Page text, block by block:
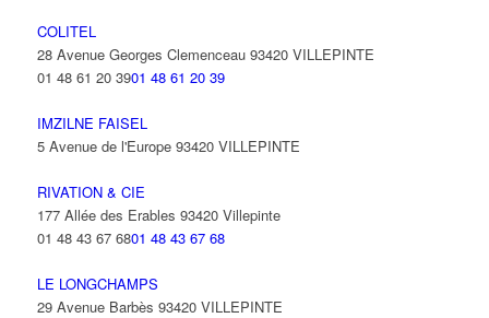
COLITEL
28 Avenue Georges Clemenceau 93420 VILLEPINTE
01 48 61 20 3901 48 61 20 39
IMZILNE FAISEL
5 Avenue de l'Europe 93420 VILLEPINTE
RIVATION & CIE
177 Allée des Erables 93420 Villepinte
01 48 43 67 6801 48 43 67 68
LE LONGCHAMPS
29 Avenue Barbès 93420 VILLEPINTE